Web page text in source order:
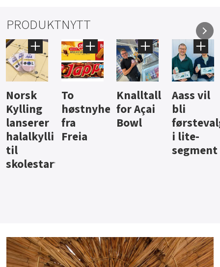
PRODUKTNYTT
Knalltall
for Açai
Bowl
Aass vil
bli
førstevalg
i lite-
Brus og
jus fra
Berentsen
Hard
iste fra
Hansa